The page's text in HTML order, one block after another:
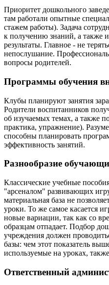
Приоритет дошкольного
там работали опытные
стажем работы). Задача
к получению знаний, а также
результаты. Главное - не
непослушание.
вопросы родителей.
Программы обучения
Клубы планируют занятия
Родители воспитанников
об изучаемых темах, а также
практика, упражнение).
способны планировать
эффективность занятий.
Разнообразие
Классические учебные
"арсеналом" развивающих
материальная база не
уроки. То же самое касается
новые вариации, так как со
образцам отпадает. Подбор
учреждения должен
базы: чем этот показатель
используемые на уроках,
Ответственный